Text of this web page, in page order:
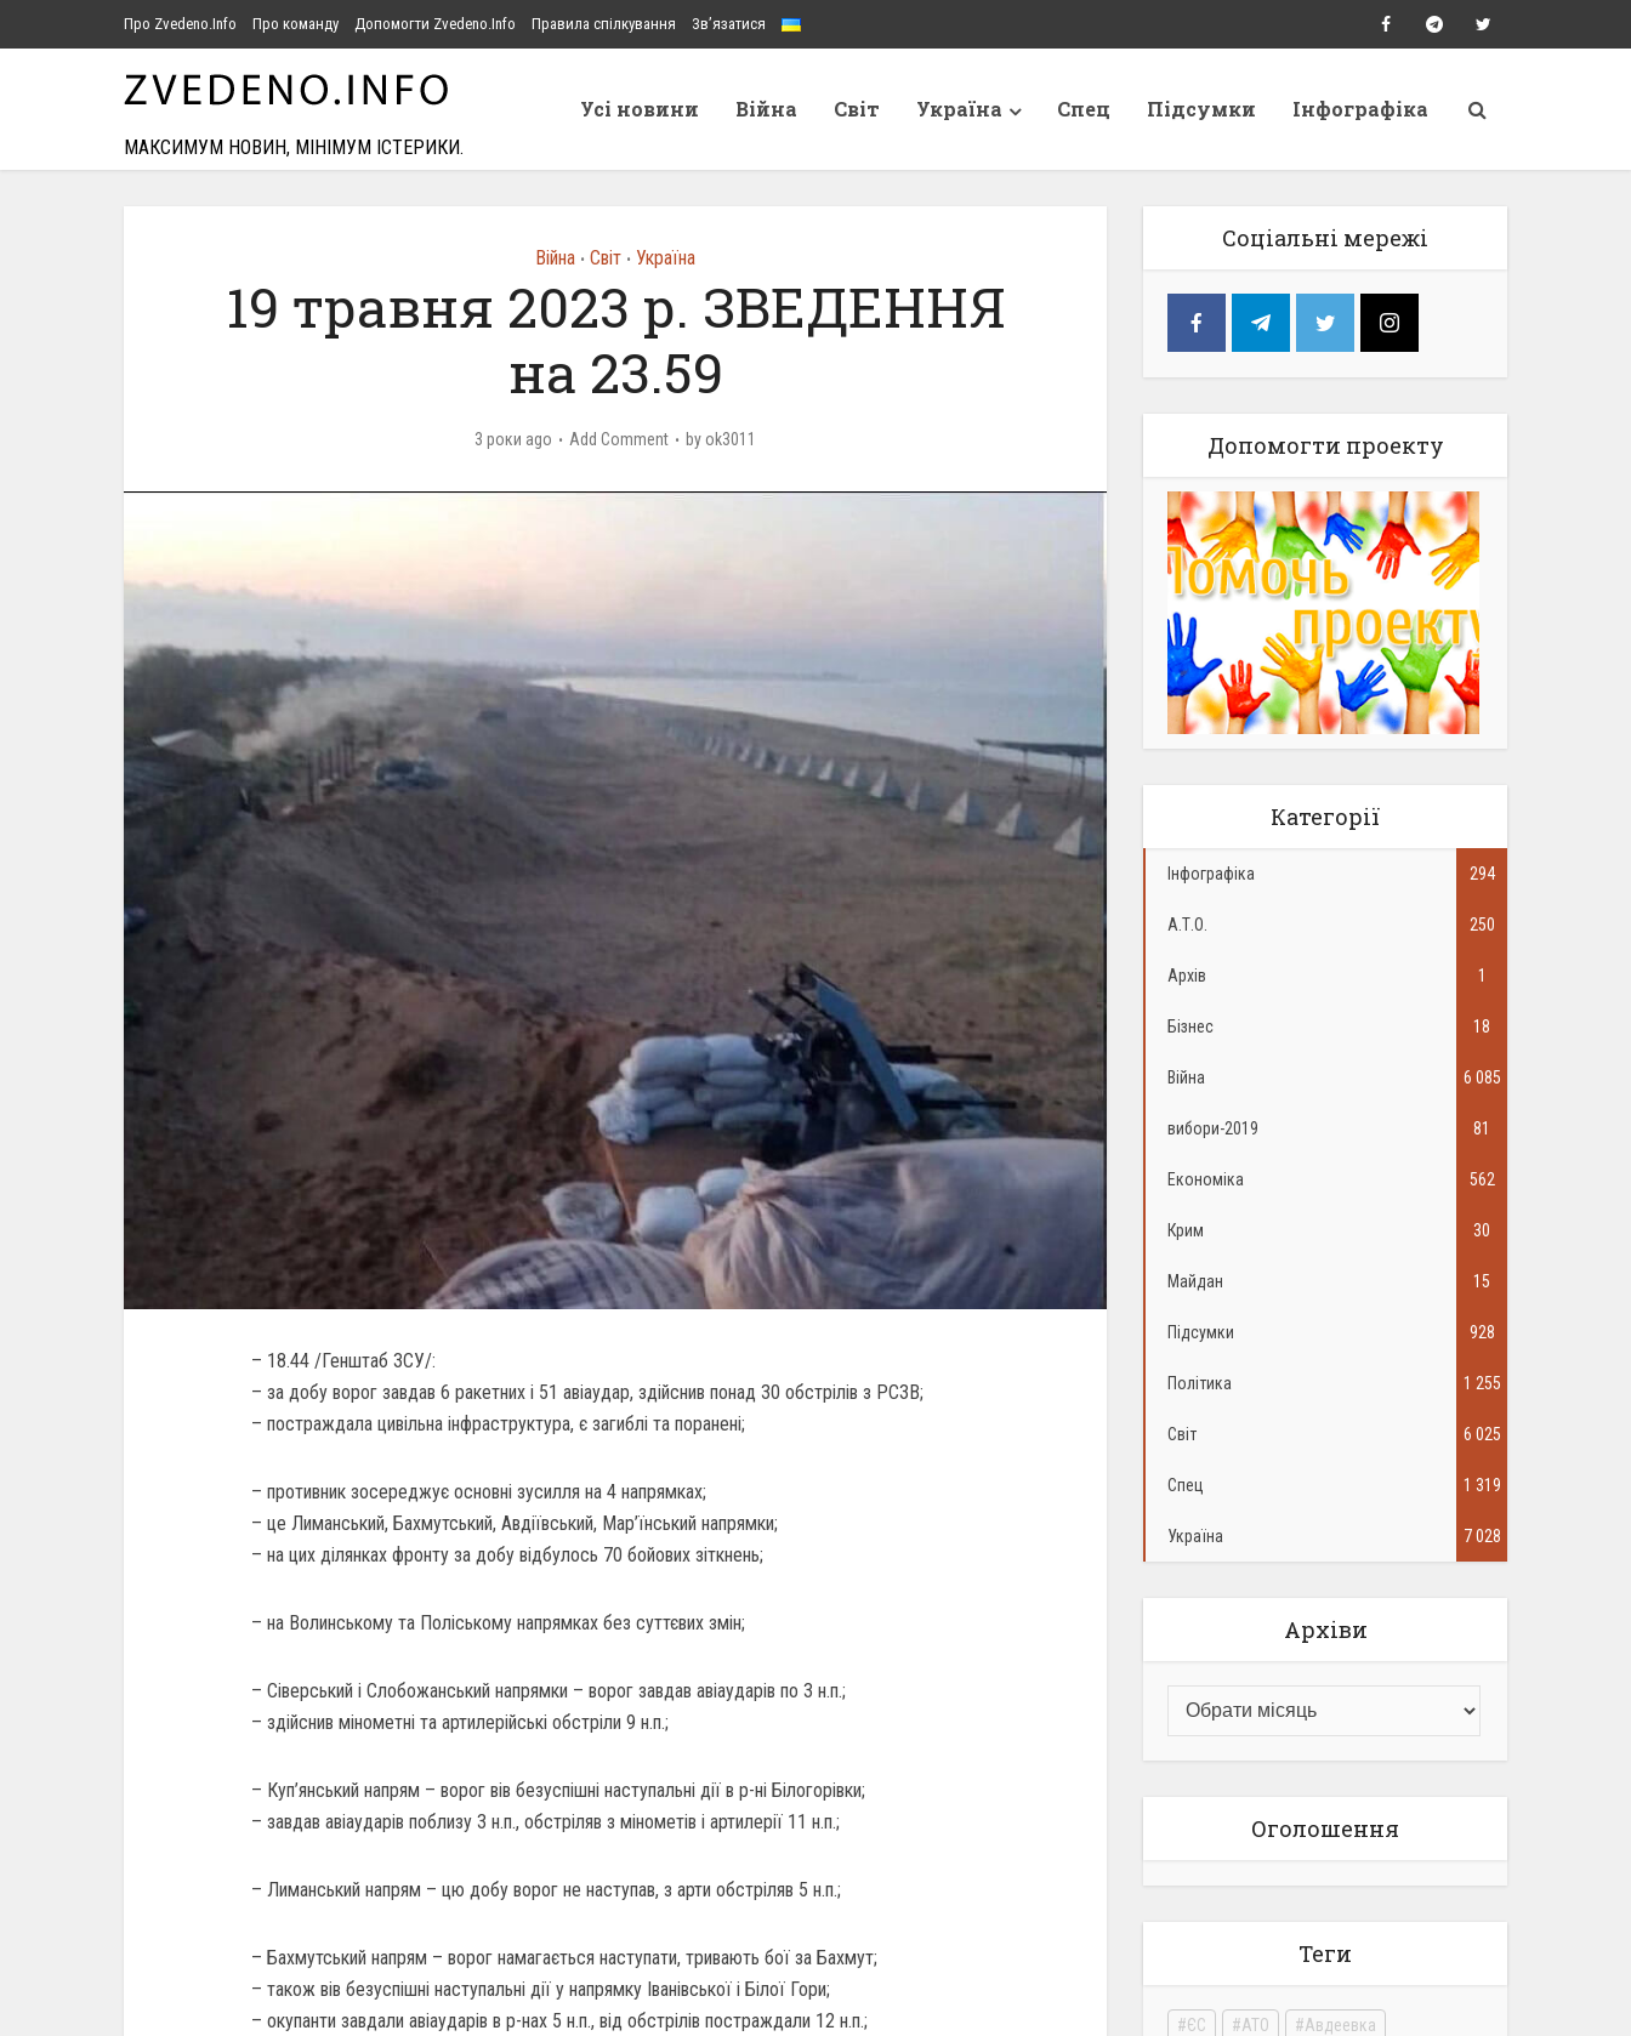
Про Zvedeno.Info Про команду Допомогти Zvedeno.Info Правила спілкування Зв’язатися
МАКСИМУМ НОВИН, МІНІМУМ ІСТЕРИКИ.
Усі новини Війна Світ Україна Спец Підсумки Інфографіка
Війна • Світ • Україна
19 травня 2023 р. ЗВЕДЕННЯ
на 23.59
3 роки ago Add Comment by ok3011
– 18.44 /Генштаб ЗСУ/:
– за добу ворог завдав 6 ракетних і 51 авіаудар, здійснив понад 30 обстрілів з РСЗВ;
– постраждала цивільна інфраструктура, є загиблі та поранені;
– противник зосереджує основні зусилля на 4 напрямках;
– це Лиманський, Бахмутський, Авдіївський, Мар’їнський напрямки;
– на цих ділянках фронту за добу відбулось 70 бойових зіткнень;
– на Волинському та Поліському напрямках без суттєвих змін;
– Сіверський і Слобожанський напрямки – ворог завдав авіаударів по 3 н.п.;
– здійснив мінометні та артилерійські обстріли 9 н.п.;
– Куп’янський напрям – ворог вів безуспішні наступальні дії в р-ні Білогорівки;
– завдав авіаударів поблизу 3 н.п., обстріляв з мінометів і артилерії 11 н.п.;
– Лиманський напрям – цю добу ворог не наступав, з арти обстріляв 5 н.п.;
– Бахмутський напрям – ворог намагається наступати, тривають бої за Бахмут;
– також вів безуспішні наступальні дії у напрямку Іванівської і Білої Гори;
– окупанти завдали авіаударів в р-нах 5 н.п., від обстрілів постраждали 12 н.п.;
Соціальні мережі
Допомогти проекту
Категорії
Інфографіка 294
А.Т.О. 250
Архів 1
Бізнес 18
Війна 6 085
вибори-2019 81
Економіка 562
Крим 30
Майдан 15
Підсумки 928
Політика 1 255
Світ 6 025
Спец 1 319
Україна 7 028
Архіви
Оголошення
Теги
ЄС АТО
Авдеевка